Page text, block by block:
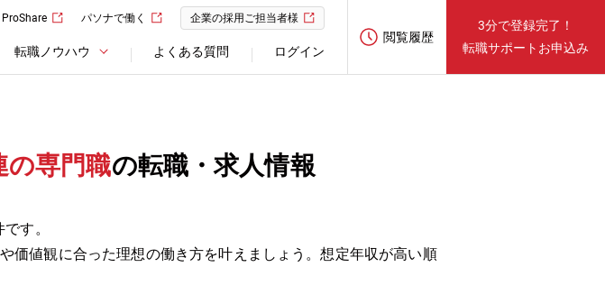
ProShare パソナで働く 企業の採用ご担当者様
転職ノウハウ よくある質問 ログイン
閲覧履歴
3分で登録完了！
転職サポートお申込み
の専門職の転職・求人情報
す。
価値観に合った理想の働き方を叶えましょう。想定年収が高い順